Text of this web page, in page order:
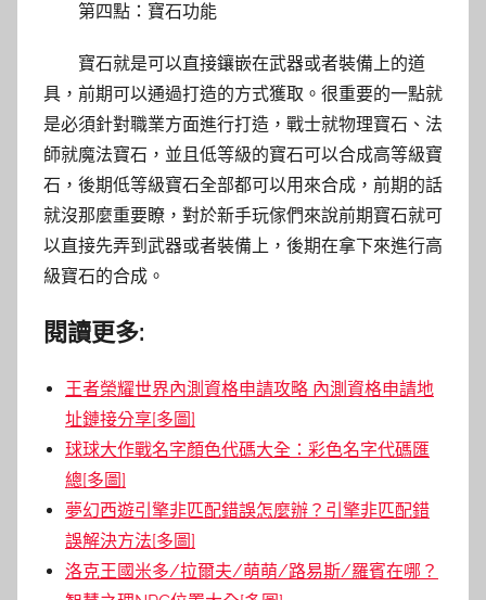
第四點：寶石功能
寶石就是可以直接鑲嵌在武器或者裝備上的道
具，前期可以通過打造的方式獲取。很重要的一點就
是必須針對職業方面進行打造，戰士就物理寶石、法
師就魔法寶石，並且低等級的寶石可以合成高等級寶
石，後期低等級寶石全部都可以用來合成，前期的話
就沒那麼重要瞭，對於新手玩傢們來說前期寶石就可
以直接先弄到武器或者裝備上，後期在拿下來進行高
級寶石的合成。
閱讀更多:
王者榮耀世界內測資格申請攻略 內測資格申請地
址鏈接分享[多圖]
球球大作戰名字顏色代碼大全：彩色名字代碼匯
總[多圖]
夢幻西遊引擎非匹配錯誤怎麼辦？引擎非匹配錯
誤解決方法[多圖]
洛克王國米多/拉爾夫/萌萌/路易斯/羅賓在哪？